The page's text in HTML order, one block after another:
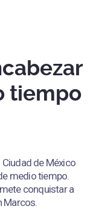
tiempo
de México
medio tiempo.
conquistar a
Marcos.